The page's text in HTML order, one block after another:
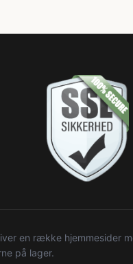
en række hjemmesider
på lager.